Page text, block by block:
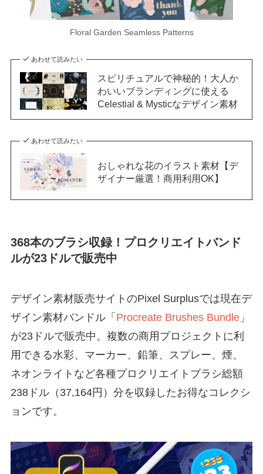
Floral Garden Seamless Patterns
あわせて読みたい
スピリチュアルで神秘的！大人か
わいいブランディングに使える
Celestial & Mysticなデザイン素材
あわせて読みたい
おしゃれな花のイラスト素材【デ
ザイナー厳選！商用利用OK】
368本のブラシ収録！プロクリエイトバンド
ルが23ドルで販売中
デザイン素材販売サイトのPixel Surplusでは現在デ
ザイン素材バンドル「 Procreate Brushes Bundle」
が23ドルで販売中。複数の商用プロジェクトに利
用できる水彩、マーカー、鉛筆、スプレー、煙、
ネオンライトなど各種プロクリエイトブラシ総額
238ドル（37,164円）分を収録したお得なコレクシ
ョンです。